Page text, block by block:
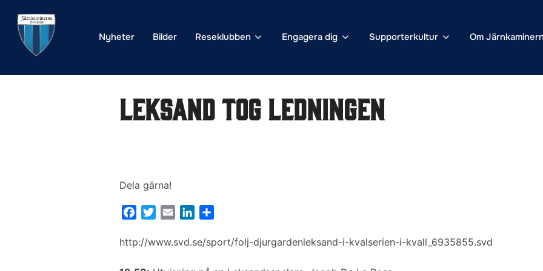
innehåll
Nyheter Bilder Reseklubben Engagera dig Supporterkultur Om
Leksand tog ledningen
Dela gärna!
c
i
a
n
l
http://www.svd.se/sport/folj-djurgardenleksand-i-kvalserien-i-kvall_6935855.svd